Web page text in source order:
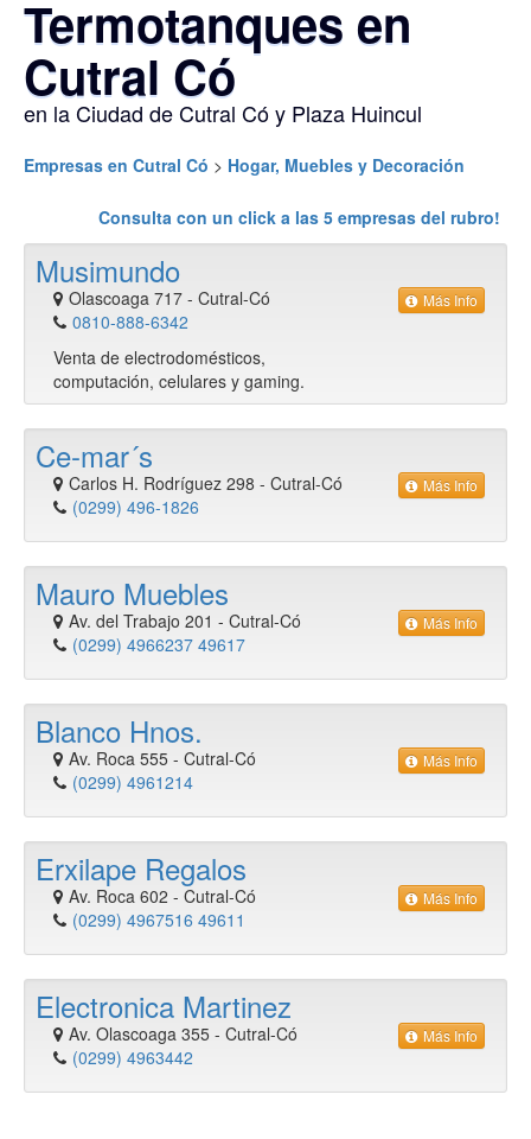
Termotanques en
Cutral Có
en la Ciudad de Cutral Có y Plaza Huincul
Empresas en Cutral Có > Hogar, Muebles y Decoración
Consulta con un click a las 5 empresas del rubro!
Musimundo
Olascoaga 717 - Cutral-Có
0810-888-6342
Venta de electrodomésticos,
computación, celulares y gaming.
Más Info
Ce-mar´s
Carlos H. Rodríguez 298 - Cutral-Có
(0299) 496-1826
Más Info
Mauro Muebles
Av. del Trabajo 201 - Cutral-Có
(0299) 4966237 49617
Más Info
Blanco Hnos.
Av. Roca 555 - Cutral-Có
(0299) 4961214
Más Info
Erxilape Regalos
Av. Roca 602 - Cutral-Có
(0299) 4967516 49611
Más Info
Electronica Martinez
Av. Olascoaga 355 - Cutral-Có
(0299) 4963442
Más Info